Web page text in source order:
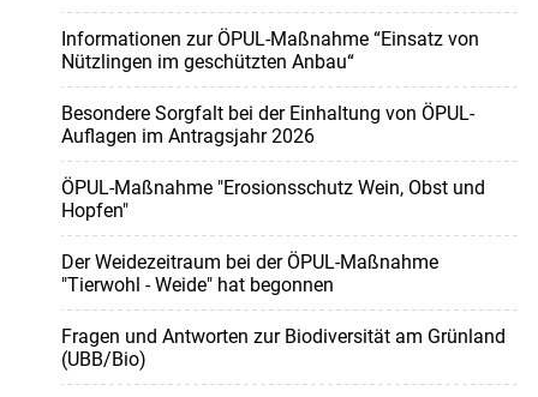
Informationen zur ÖPUL-Maßnahme “Einsatz von
Nützlingen im geschützten Anbau“
Besondere Sorgfalt bei der Einhaltung von ÖPUL-
Auflagen im Antragsjahr 2026
ÖPUL-Maßnahme "Erosionsschutz Wein, Obst und
Hopfen"
Der Weidezeitraum bei der ÖPUL-Maßnahme
"Tierwohl - Weide" hat begonnen
Fragen und Antworten zur Biodiversität am Grünland
(UBB/Bio)